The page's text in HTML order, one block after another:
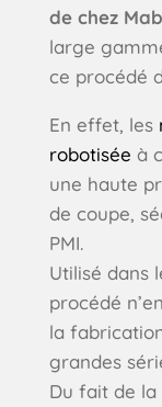
de chez
large
ce procédé
En effet, les
robotisée à
une haute
de coupe,
PMI.
Utilisé dans
procédé
la
grandes
Du fait de la